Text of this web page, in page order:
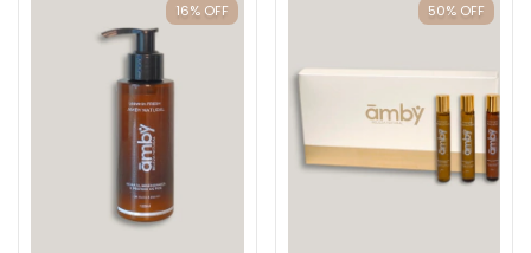
16% OFF 50% OFF